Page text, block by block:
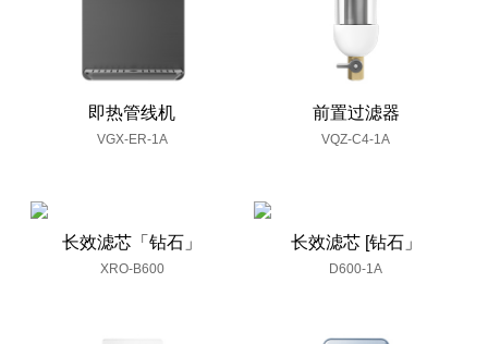
即热管线机
VGX-ER-1A
前置过滤器
VQZ-C4-1A
长效滤芯「钻石」
XRO-B600
长效滤芯 [钻石」
D600-1A